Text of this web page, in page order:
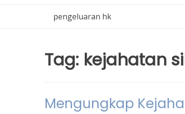
pengeluaran hk
Tag: kejahatan
Mengungkap